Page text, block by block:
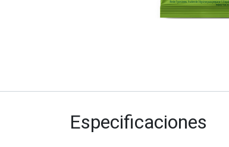
Especificaciones